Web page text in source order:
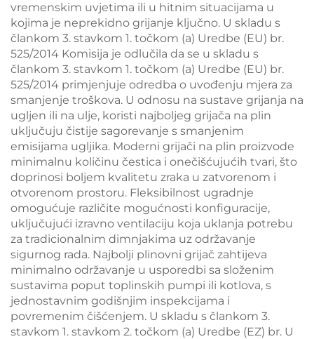
vremenskim uvjetima ili u hitnim situacijama u
kojima je neprekidno grijanje ključno. U skladu s
člankom 3. stavkom 1. točkom (a) Uredbe (EU) br.
525/2014 Komisija je odlučila da se u skladu s
člankom 3. stavkom 1. točkom (a) Uredbe (EU) br.
525/2014 primjenjuje odredba o uvođenju mjera za
smanjenje troškova. U odnosu na sustave grijanja na
ugljen ili na ulje, koristi najboljeg grijača na plin
uključuju čistije sagorevanje s smanjenim
emisijama ugljika. Moderni grijači na plin proizvode
minimalnu količinu čestica i onečišćujućih tvari, što
doprinosi boljem kvalitetu zraka u zatvorenom i
otvorenom prostoru. Fleksibilnost ugradnje
omogućuje različite mogućnosti konfiguracije,
uključujući izravno ventilaciju koja uklanja potrebu
za tradicionalnim dimnjakima uz održavanje
sigurnog rada. Najbolji plinovni grijač zahtijeva
minimalno održavanje u usporedbi sa složenim
sustavima poput toplinskih pumpi ili kotlova, s
jednostavnim godišnjim inspekcijama i
povremenim čišćenjem. U skladu s člankom 3.
stavkom 1. stavkom 2. točkom (a) Uredbe (EZ) br. U